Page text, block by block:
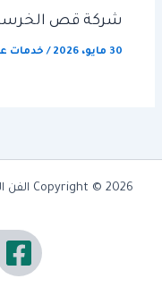
شركة قص
30 مايو، 2026 / خدمات
Copyright © 2026 الفن المعماري | تصميم وتطوير شركة